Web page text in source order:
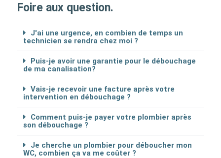
Foire aux question.
J'ai une urgence, en combien de temps un
technicien se rendra chez moi ?
Puis-je avoir une garantie pour le débouchage
de ma canalisation?
Vais-je recevoir une facture après votre
intervention en débouchage ?
Comment puis-je payer votre plombier après
son débouchage ?
Je cherche un plombier pour déboucher mon
WC, combien ça va me coûter ?